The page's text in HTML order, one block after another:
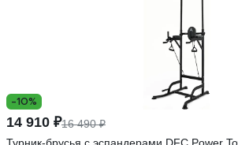
-10%
14 910 ₽16 490 ₽